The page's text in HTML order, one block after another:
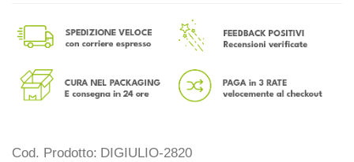
Cod. Prodotto: DIGIULIO-2820